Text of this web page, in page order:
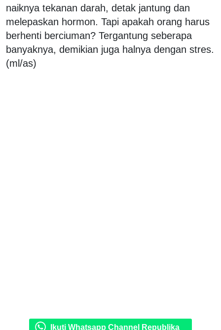
naiknya tekanan darah, detak jantung dan
melepaskan hormon. Tapi apakah orang harus
berhenti berciuman? Tergantung seberapa
banyaknya, demikian juga halnya dengan stres.
(ml/as)
Ikuti Whatsapp Channel Republika